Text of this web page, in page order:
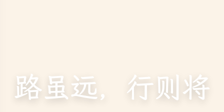
路虽远，行则将